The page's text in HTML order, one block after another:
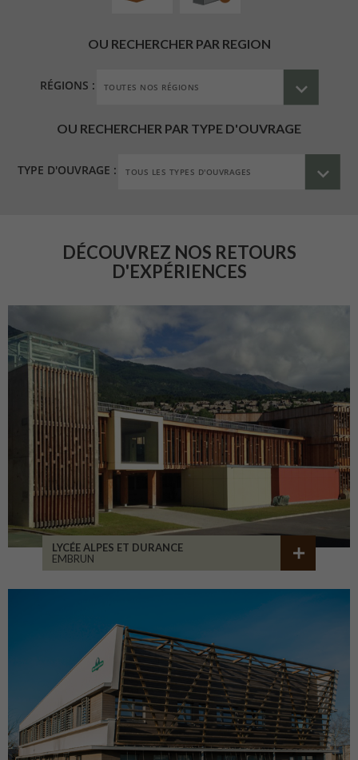
OU RECHERCHER PAR REGION
RÉGIONS :
OU RECHERCHER PAR TYPE D'OUVRAGE
TYPE D'OUVRAGE :
DÉCOUVREZ NOS RETOURS
D'EXPÉRIENCES
LYCÉE ALPES ET DURANCE
EMBRUN